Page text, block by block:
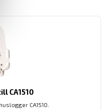
CA1510
CA1510.